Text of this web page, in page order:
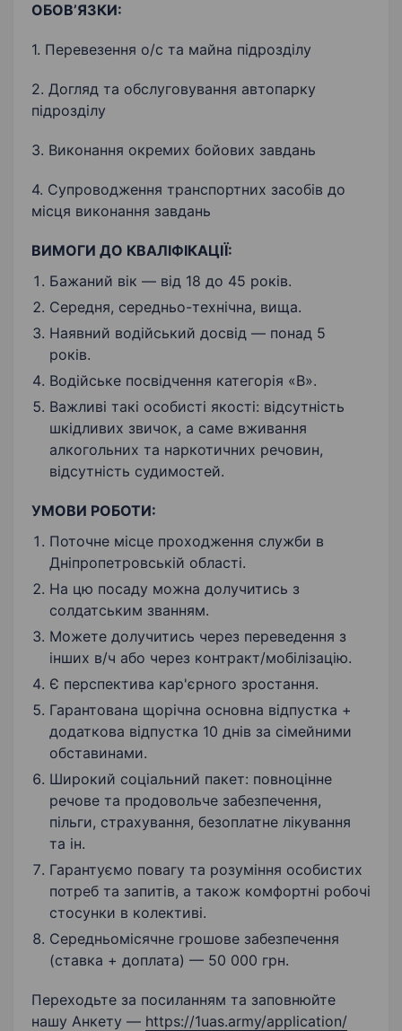
ОБОВ’ЯЗКИ:
1. Перевезення о/с та майна підрозділу
2. Догляд та обслуговування автопарку
підрозділу
3. Виконання окремих бойових завдань
4. Супроводження транспортних засобів до
місця виконання завдань
ВИМОГИ ДО КВАЛІФІКАЦІЇ:
Бажаний вік — від 18 до 45 років.
Середня, середньо-технічна, вища.
Наявний водійський досвід — понад 5
років.
Водійське посвідчення категорія «В».
Важливі такі особисті якості: відсутність
шкідливих звичок, а саме вживання
алкогольних та наркотичних речовин,
відсутність судимостей.
УМОВИ РОБОТИ:
Поточне місце проходження служби в
Дніпропетровській області.
На цю посаду можна долучитись з
солдатським званням.
Можете долучитись через переведення з
інших в/ч або через контракт/мобілізацію.
Є перспектива кар'єрного зростання.
Гарантована щорічна основна відпустка +
додаткова відпустка 10 днів за сімейними
обставинами.
Широкий соціальний пакет: повноцінне
речове та продовольче забезпечення,
пільги, страхування, безоплатне лікування
та ін.
Гарантуємо повагу та розуміння особистих
потреб та запитів, а також комфортні робочі
стосунки в колективі.
Середньомісячне грошове забезпечення
(ставка + доплата) — 50 000 грн.
Переходьте за посиланням та заповнюйте
нашу Анкету — https://1uas.army/application/